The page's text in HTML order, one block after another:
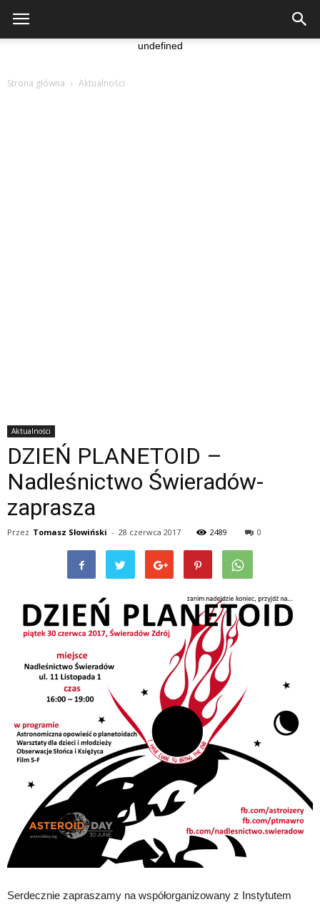
undefined
Strona główna Aktualności
Aktualności
DZIEŃ PLANETOID –
Nadleśnictwo Świeradów-
zaprasza
Przez Tomasz Słowiński - 28 czerwca 2017 2489 0
Serdecznie zapraszamy na współorganizowany z Instytutem